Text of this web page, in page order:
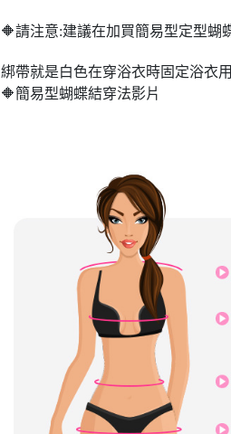
🔶請注意:建議在加買簡易型定型蝴
綁帶就是白色在穿浴衣時固定浴衣
🔶簡易型蝴蝶結穿法影片